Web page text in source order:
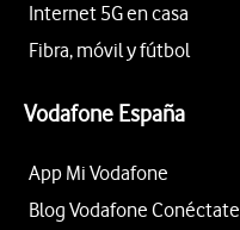
Internet 5G en casa
Fibra, móvil y fútbol
Vodafone España
App Mi Vodafone
Blog Vodafone Conéctate